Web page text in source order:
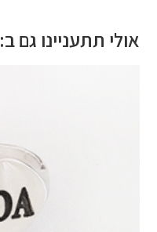
אולי תתעניינו גם ב: